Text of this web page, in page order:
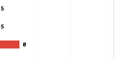
5
5
8